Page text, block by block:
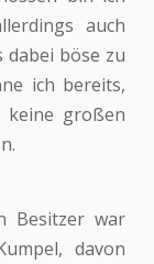
auch
dabei böse zu
ich bereits,
keine großen
Besitzer war
davon